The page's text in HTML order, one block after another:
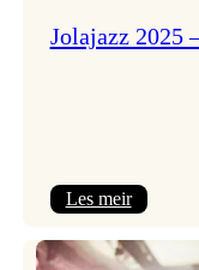
Jolajazz 2025
Les meir:
2025